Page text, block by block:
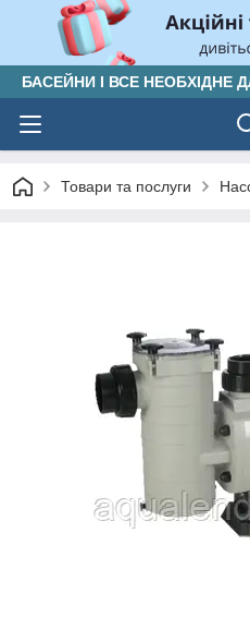
БАСЕЙНИ І ВСЕ НЕОБХІДНЕ
Товари та послуги